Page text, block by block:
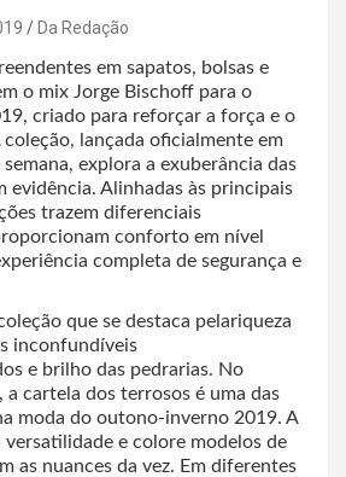
Da Redação
em sapatos, bolsas e
o mix Jorge Bischoff para o
criado para reforçar a força e o
coleção, lançada oficialmente em
explora a exuberância das
evidência. Alinhadas às principais
trazem diferenciais
conforto em nível
completa de segurança e
que se destaca pelariqueza
inconfundíveis
e brilho das pedrarias. No
a cartela dos terrosos é uma das
moda do outono-inverno 2019. A
versatilidade e colore modelos de
as nuances da vez. Em diferentes